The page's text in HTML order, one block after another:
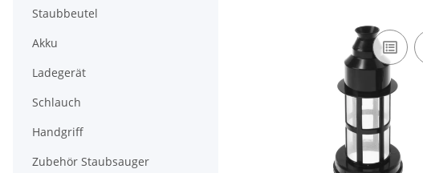
Staubbeutel
Akku
Ladegerät
Schlauch
Handgriff
Zubehör Staubsauger